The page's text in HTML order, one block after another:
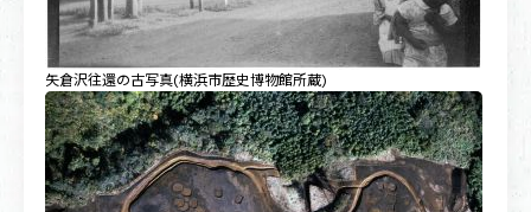
矢倉沢往還の古写真(横浜市歴史博物館所蔵)